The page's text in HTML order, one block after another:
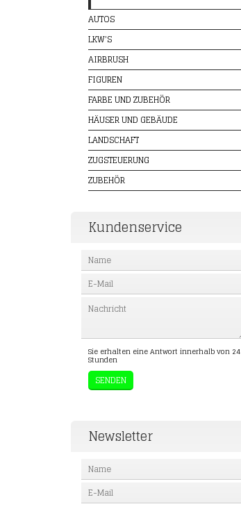
AUTOS
LKW'S
AIRBRUSH
FIGUREN
FARBE UND ZUBEHÖR
HÄUSER UND GEBÄUDE
LANDSCHAFT
ZUGSTEUERUNG
ZUBEHÖR
Kundenservice
Sie erhalten eine Antwort innerhalb von 24
Stunden
Newsletter